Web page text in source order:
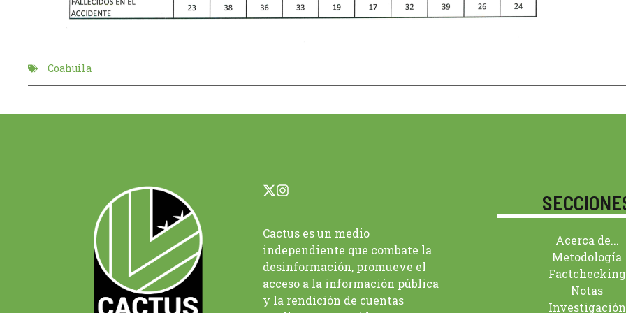
Coahuila
Cactus es un medio
independiente que combate la
desinformación, promueve el
acceso a la información pública
y la rendición de cuentas
Acerca de...
Metodología
Factchecking
Notas
Investigación